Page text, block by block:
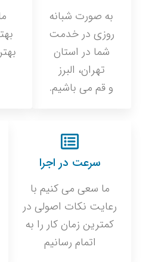
به صورت شبانه
روزی در خدمت
شما در استان
تهران، البرز
و قم می باشیم.
سرعت در اجرا
ما سعی می کنیم با
رعایت نکات اصولی در
کمترین زمان کار را به
اتمام رسانیم